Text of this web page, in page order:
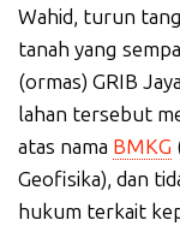
Wahid, turun
tanah yang
(ormas) GRIB
lahan tersebut
atas nama BMKG
Geofisika), dan
hukum terkait